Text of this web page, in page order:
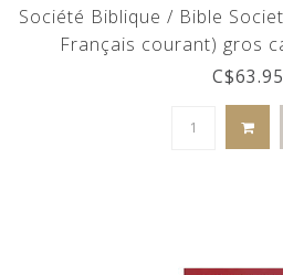
Société Biblique / Bible
Français courant) gros
catholique
C$63.95